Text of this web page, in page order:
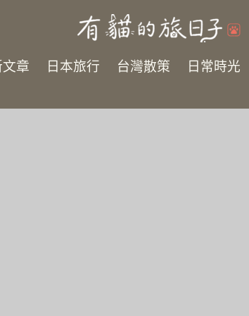
章 日本旅行 台灣散策 日常時光